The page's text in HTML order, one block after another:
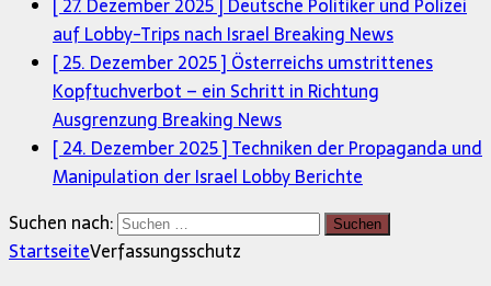
auf Lobby-Trips nach Israel Breaking News
[ 25. Dezember 2025 ] Österreichs umstrittenes
Kopftuchverbot – ein Schritt in Richtung
Ausgrenzung Breaking News
[ 24. Dezember 2025 ]Techniken der Propaganda und
Manipulation der Israel LobbyBerichte
Suchen nach:
StartseiteVerfassungsschutz